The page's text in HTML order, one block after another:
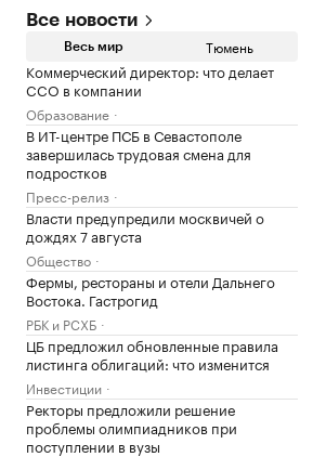
Все новости
Весь мир Тюмень
Коммерческий директор: что делает
CCO в компании
Образование
В ИТ-центре ПСБ в Севастополе
завершилась трудовая смена для
подростков
Пресс-релиз
Власти предупредили москвичей о
дождях 7 августа
Общество
Фермы, рестораны и отели Дальнего
Востока. Гастрогид
РБК и РСХБ
ЦБ предложил обновленные правила
листинга облигаций: что изменится
Инвестиции
Ректоры предложили решение
проблемы олимпиадников при
поступлении в вузы